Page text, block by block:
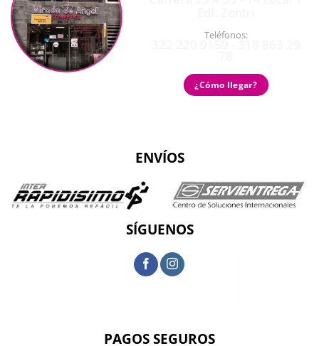
Teléfonos:
¿Cómo llegar?
ENVÍOS
SÍGUENOS
PAGOS SEGUROS